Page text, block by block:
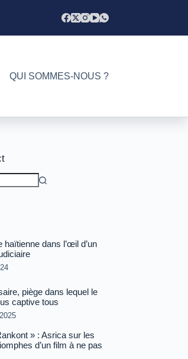
QUI SOMMES-NOUS ?
haïtienne dans l’œil d’un
piège dans lequel le
captive tous
» : Asrica sur les
d’un film à ne pas